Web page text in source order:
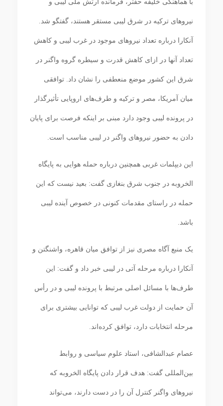
با هماهنگی خلیفه حفتر، فرمانده ارتش ملی لیبی و
نیروهای ترکیه در شرق لیبی مستقر هستند، گفتگو شد.
آنکارا درباره تعداد نیروهای موجود در غرب لیبی و کاهش
تعداد آنها در ازای کاهش قدرت و سیطره گروه واگنر در
شرق این کشور موضع منعطفی را نشان داد. توافقی
میان آمریکا، مصر و ترکیه و طرف‌های اروپایی تأثیرگذار
در پرونده لیبی وجود دارد مبنی بر اینکه فرصت برای پایان
دادن به حضور نیروهای واگنر در لیبی مناسب است.
این دیپلمات غربی همچنین درباره حمله هوایی به پایگاه
الخروبه در جنوب شرق بنغازی گفت: بعید نیست که این
حمله در راستای مقدمات کنونی در خصوص آینده لیبی
باشد.
یک منبع آگاه مصری نیز از توافق میان قاهره، واشنگتن و
آنکارا درباره مرحله آتی در لیبی خبر داد و گفت: این
طرف‌ها با مسائل اصلی مرتبط با پرونده لیبی و در رأس
آن حمایت از دولت غرب لیبی که توانایی بیشتری برای
مرحله انتخابات دارد، توافق کرده‌اند.
عصام عبدالشافی، استاد علوم سیاسی و روابط
بین‌المللی گفت: هدف قرار دادن پایگاه الخروبه که
نیروهای واگنر کنترل آن را در دست دارند، می‌تواند